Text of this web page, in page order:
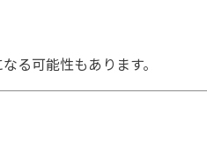
る可能性もあります。